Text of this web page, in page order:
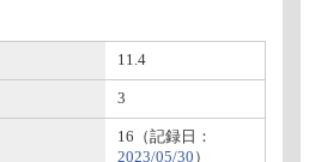
11.4
3
16（記録日：
2023/05/30 ）